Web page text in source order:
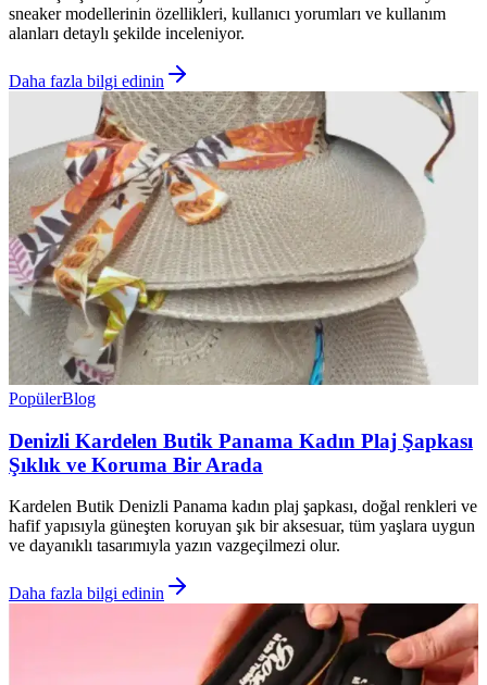
sneaker modellerinin özellikleri, kullanıcı yorumları ve kullanım
alanları detaylı şekilde inceleniyor.
Daha fazla bilgi edinin
PopülerBlog
Denizli Kardelen Butik Panama Kadın Plaj Şapkası
Şıklık ve Koruma Bir Arada
Kardelen Butik Denizli Panama kadın plaj şapkası, doğal renkleri ve
hafif yapısıyla güneşten koruyan şık bir aksesuar, tüm yaşlara uygun
ve dayanıklı tasarımıyla yazın vazgeçilmezi olur.
Daha fazla bilgi edinin